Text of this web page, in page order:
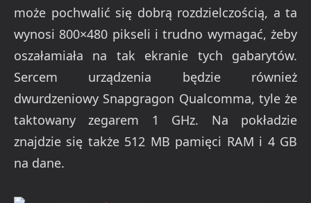
może pochwalić się dobrą rozdzielczością, a ta
wynosi 800×480 pikseli i trudno wymagać, żeby
oszałamiała na tak ekranie tych gabarytów.
Sercem urządzenia będzie również
dwurdzeniowy Snapgragon Qualcomma, tyle że
taktowany zegarem 1 GHz. Na pokładzie
znajdzie się także 512 MB pamięci RAM i 4 GB
na dane.